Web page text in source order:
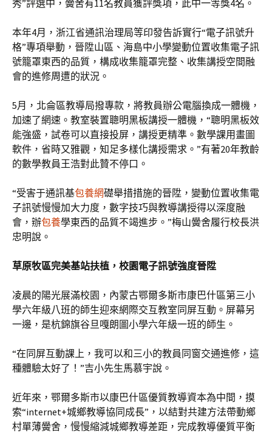
秀”評選中，黌舍有11名教員獲評獎項，此中一等獎4名。
本年4月，浙江省通訊治理局等印發告訴實行“電子訊號升
格”專項舉動，晉陞山區、海島中小學變動位置收集電子訊
號籠罩東西的品質，構成收集籠罩完整、收集講授空間融
會的進修周遭的狀況。
5月，北侖區教導局撥專款，將教員辦公電腦換成一體機，
加速了網速。教室裝置聰明黑板講授一體機，“聰明黑板效
能強盛，試卷可以直接投屏，講授更精準。數學課用畫圖
軟件，省時又雅觀，知足多樣化講授需求。”有著20年教齡
的數學教員王浩對此贊不停口。
“受害于通訊基包養網礎舉措措施的晉陞，變動位置收集電
子訊號慢慢加大力度，數字技巧與教導講授得以深度融
會，辦包養學東西的品質不竭進步。”梅山黌舍履行校長洪
忠明說。
草原牧區完美基站扶植，校園電子訊號強度晉陞
凌晨的陽光展滿校園，內蒙古鄂爾多斯市康巴什區第三小
學六年級八班的師生迎來網際交互教室同屏互動。屏幕另
一邊，是杭錦旗谷旦嘎朗圖小學六年級一班的師生。
“在同屏互動課上，我可以和三小的教員同窗交通進修，這
種體驗太好了！”吉小先生馬慕宇說。
近年來，鄂爾多斯市以康巴什區優質教導資本為中間，摸
索“internet+城鄉教導協同成長”，以結對共建方法帶動鄉
村單薄黌舍，慢慢縮減城鄉教導差距，完成教導優質平衡